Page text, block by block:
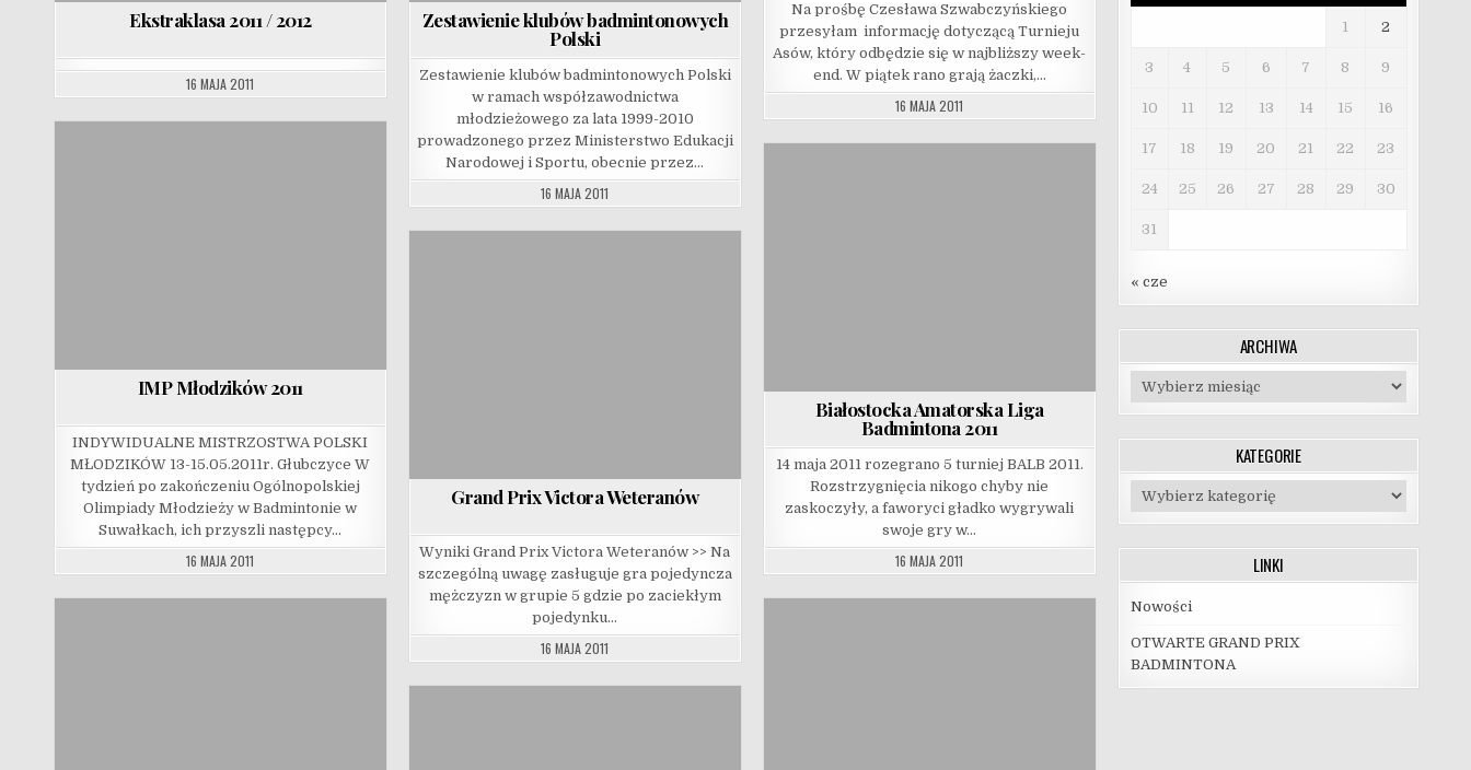
Na prośbę Czesława Szwabczyńskiego
przesyłam informację dotyczącą Turnieju
Asów, który odbędzie się w najbliższy week-
end. W piątek rano grają żaczki,…
16 MAJA 2011
Ekstraklasa 2011 / 2012
16 MAJA 2011
Zestawienie klubów badmintonowych
Polski
Zestawienie klubów badmintonowych Polski
w ramach współzawodnictwa
młodzieżowego za lata 1999-2010
prowadzonego przez Ministerstwo Edukacji
Narodowej i Sportu, obecnie przez…
16 MAJA 2011
IMP Młodzików 2011
INDYWIDUALNE MISTRZOSTWA POLSKI
MŁODZIKÓW 13-15.05.2011r. Głubczyce W
tydzień po zakończeniu Ogólnopolskiej
Olimpiady Młodzieży w Badmintonie w
Suwałkach, ich przyszli następcy…
16 MAJA 2011
Białostocka Amatorska Liga
Badmintona 2011
14 maja 2011 rozegrano 5 turniej BALB 2011.
Rozstrzygnięcia nikogo chyby nie
zaskoczyły, a faworyci gładko wygrywali
swoje gry w…
16 MAJA 2011
Grand Prix Victora Weteranów
Wyniki Grand Prix Victora Weteranów >> Na
szczególną uwagę zasługuje gra pojedyncza
mężczyzn w grupie 5 gdzie po zaciekłym
pojedynku…
16 MAJA 2011
1 2
3 4 5 6 7 8 9
10 11 12 13 14 15 16
17 18 19 20 21 22 23
24 25 26 27 28 29 30
31
« cze
ARCHIWA
Archiwa
KATEGORIE
Kategorie
LINKI
Nowości
OTWARTE GRAND PRIX
BADMINTONA